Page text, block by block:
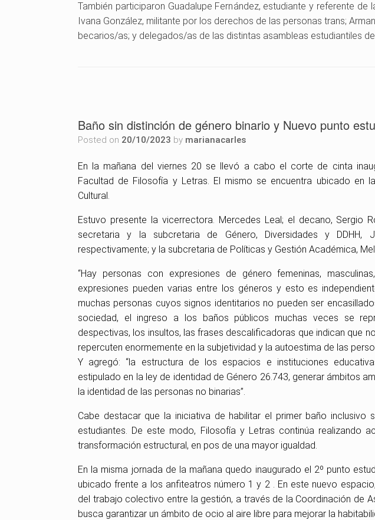
También participaron Guadalupe Fernández, estudiante y referente de
Ivana González, militante por los derechos de las personas trans;
becarios/as; y delegados/as de las distintas asambleas estudiantiles
Baño sin distinción de género binario y Nuevo punto
Posted on 20/10/2023 by marianacarles
En la mañana del viernes 20 se llevó a cabo el corte de cinta
Facultad de Filosofía y Letras. El mismo se encuentra ubicado en
Cultural.
Estuvo presente la vicerrectora. Mercedes Leal; el decano, Sergio
secretaria y la subcretaria de Género, Diversidades y DDHH,
respectivamente; y la subcretaria de Políticas y Gestión Académica,
“Hay personas con expresiones de género femeninas,
expresiones pueden varias entre los géneros y esto es
muchas personas cuyos signos identitarios no pueden ser
sociedad, el ingreso a los baños públicos muchas veces se
despectivas, los insultos, las frases descalificadoras que indican que
repercuten enormemente en la subjetividad y la autoestima de las
Y agregó: “la estructura de los espacios e instituciones
estipulado en la ley de identidad de Género 26.743, generar ámbitos
la identidad de las personas no binarias”.
Cabe destacar que la iniciativa de habilitar el primer baño
estudiantes. De este modo, Filosofía y Letras continúa realizando
transformación estructural, en pos de una mayor igualdad.
En la misma jornada de la mañana quedo inaugurado el 2º punto
ubicado frente a los anfiteatros número 1 y 2 . En este nuevo
del trabajo colectivo entre la gestión, a través de la Coordinación de
busca garantizar un ámbito de ocio al aire libre para mejorar la